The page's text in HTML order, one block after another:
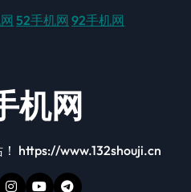
52手机网 92手机网
机网
https://www.132shouji.cn